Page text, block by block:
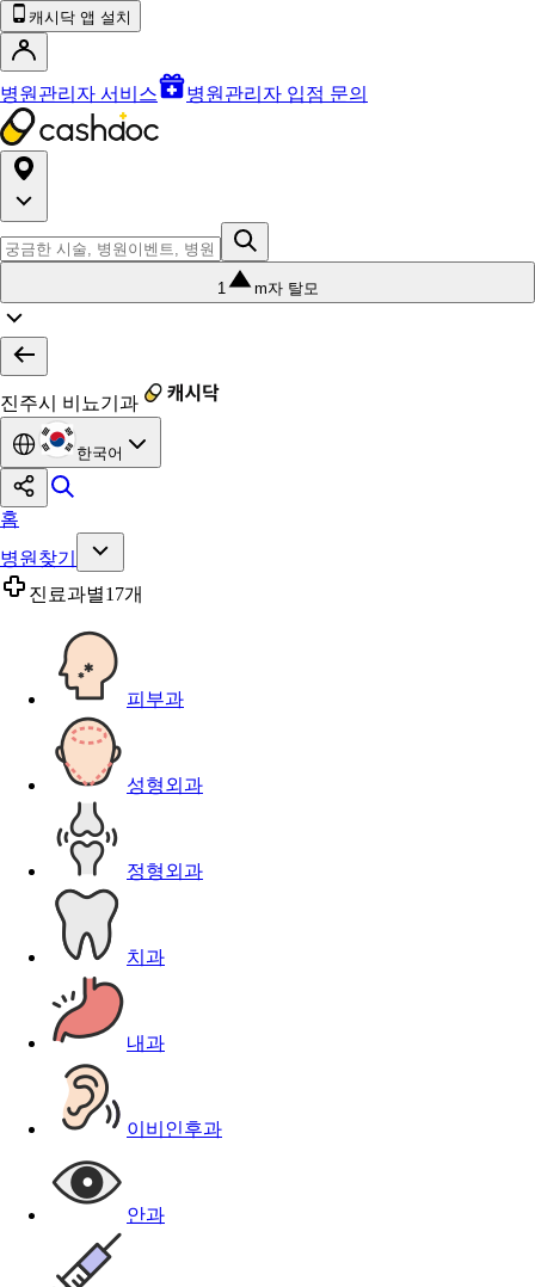
캐시닥 앱 설치
병원관리자 서비스 병원관리자 입점 문의
1 m자 탈모
진주시 비뇨기과
한국어
홈
병원찾기
진료과별17개
피부과
성형외과
정형외과
치과
내과
이비인후과
안과